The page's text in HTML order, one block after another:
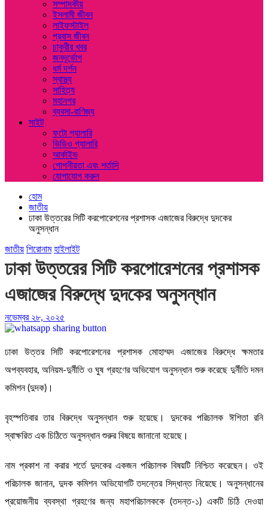
সম্পাদকীয়
ইসলামী জীবন
লাইফস্টাইল
প্রবাস জীবন
চাকুরীর খবর
জনদূর্ভোগ
ধর্ম দর্শন
স্বাস্থ্য
সাহিত্য
মহানগর
ব্যবসা-বাণিজ্য
সাইট
ফটো গ্যালারি
ভিডিও গ্যালারি
আর্কাইভ
গোপনীয়তা এবং শর্তাদি
যোগাযোগ করুন
হোম
জাতীয়
ঢাকা উত্তরের সিটি করপোরেশনের প্রশাসক এজাজের বিরুদ্ধে দুদকের
অনুসন্ধান
জাতীয় শিরোনাম হাইলাইট
ঢাকা উত্তরের সিটি করপোরেশনের প্রশাসক
এজাজের বিরুদ্ধে দুদকের অনুসন্ধান
নভেম্বর ২৮, ২০২৫
ঢাকা উত্তর সিটি করপোরেশনের প্রশাসক মোহাম্মদ এজাজের বিরুদ্ধে ক্ষমতার
অপব্যবহার, অনিয়ম-দুর্নীতি ও ঘুষ গ্রহণের অভিযোগ অনুসন্ধান শুরু করেছে দুর্নীতি দমন
কমিশন (দুদক)।
বৃহস্পতিবার তার বিরুদ্ধে অনুসন্ধান শুরু হয়েছে। দুদকের পরিচালক ঈশিতা রনি
স্বাক্ষরিত এক চিঠিতে অনুসন্ধান শুরুর বিষয়ে জানানো হয়েছে।
নাম প্রকাশ না করার শর্তে দুদকের একজন পরিচালক বিষয়টি নিশ্চিত করেছেন। ওই
পরিচালক জানান, দুদক কমিশন অভিযোগটি তদন্তের সিদ্ধান্ত নিয়েছে। অনুসন্ধানের
প্রয়োজনীয় ব্যবস্থা গ্রহণের জন্য মহাপরিচালককে (তদন্ত-১) একটি চিঠি দেওয়া